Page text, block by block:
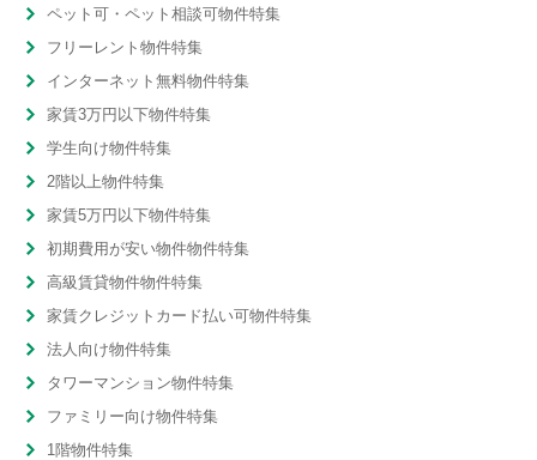
ペット可・ペット相談可物件特集
フリーレント物件特集
インターネット無料物件特集
家賃3万円以下物件特集
学生向け物件特集
2階以上物件特集
家賃5万円以下物件特集
初期費用が安い物件物件特集
高級賃貸物件物件特集
家賃クレジットカード払い可物件特集
法人向け物件特集
タワーマンション物件特集
ファミリー向け物件特集
1階物件特集